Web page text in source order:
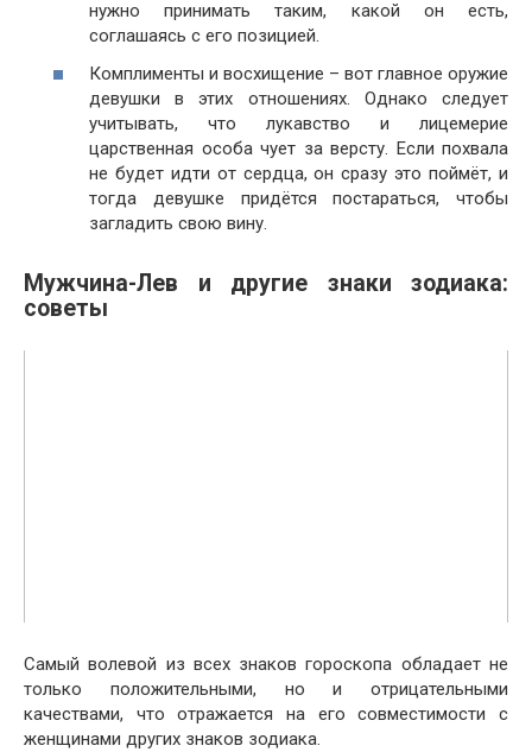
нужно принимать таким, какой он есть,
соглашаясь с его позицией.
Комплименты и восхищение – вот главное оружие
девушки в этих отношениях. Однако следует
учитывать, что лукавство и лицемерие
царственная особа чует за версту. Если похвала
не будет идти от сердца, он сразу это поймёт, и
тогда девушке придётся постараться, чтобы
загладить свою вину.
Мужчина-Лев и другие знаки зодиака:
советы
Самый волевой из всех знаков гороскопа обладает не
только положительными, но и отрицательными
качествами, что отражается на его совместимости с
женщинами других знаков зодиака.